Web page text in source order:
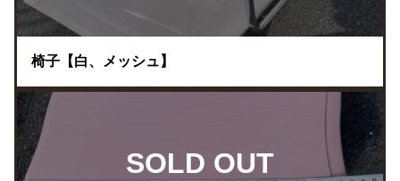
椅子【白、メッシュ】
SOLD OUT